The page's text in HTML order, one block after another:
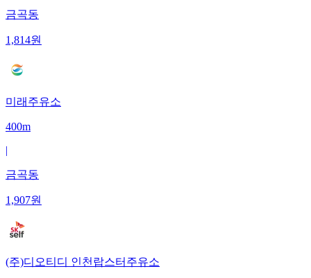
금곡동
1,814원
미래주유소
400m
|
금곡동
1,907원
(주)디오티디 인천랍스터주유소